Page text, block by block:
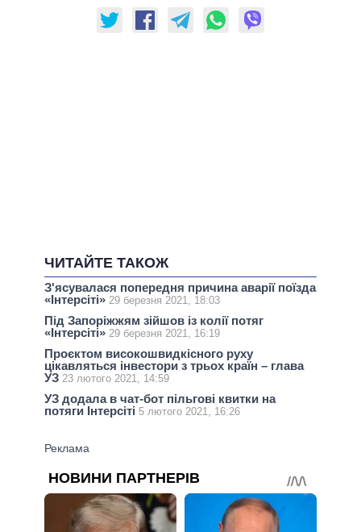
ЧИТАЙТЕ ТАКОЖ
З'ясувалася попередня причина аварії поїзда
«Інтерсіті» 29 березня 2021, 18:03
Під Запоріжжям зійшов із колії потяг
«Інтерсіті» 29 березня 2021, 16:19
Проєктом високошвидкісного руху
цікавляться інвестори з трьох країн – глава
УЗ 23 лютого 2021, 14:59
УЗ додала в чат-бот пільгові квитки на
потяги Інтерсіті 5 лютого 2021, 16:26